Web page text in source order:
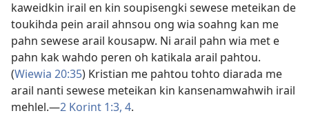
kaweidkin irail en kin soupisengki sewese meteikan de
toukihda pein arail ahnsou ong wia soahng kan me
pahn sewese arail kousapw. Ni arail pahn wia met e
pahn kak wahdo peren oh katikala arail pahtou.
(Wiewia 20:35) Kristian me pahtou tohto diarada me
arail nanti sewese meteikan kin kansenamwahwih irail
mehlel.​—2 Korint 1:3, 4.